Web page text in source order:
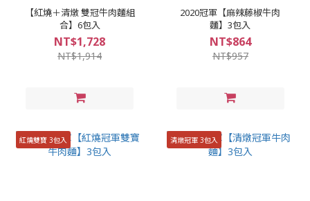
【紅燒＋清燉 雙冠牛肉麵組
合】6包入
NT$1,728
NT$1,914
2020冠軍【麻辣藤椒牛肉
麵】3包入
NT$864
NT$957
紅燒雙寶 3包入 清燉冠軍 3包入